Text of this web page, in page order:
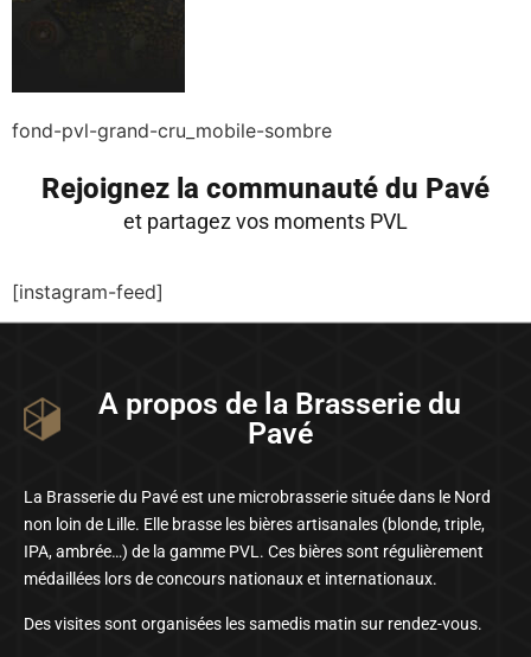
fond-pvl-grand-cru_mobile-sombre
Rejoignez la communauté du Pavé
et partagez vos moments PVL
[instagram-feed]
A propos de la Brasserie du
Pavé
La Brasserie du Pavé est une microbrasserie située dans le Nord
non loin de Lille. Elle brasse les bières artisanales (blonde, triple,
IPA, ambrée…) de la gamme PVL. Ces bières sont régulièrement
médaillées lors de concours nationaux et internationaux.
Des visites sont organisées les samedis matin sur rendez-vous.